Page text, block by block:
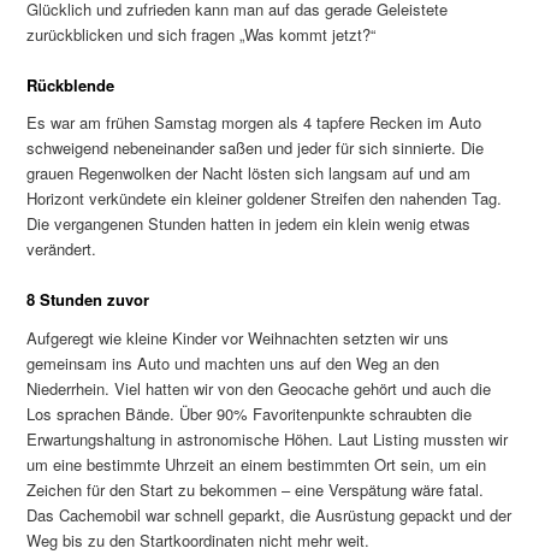
Glücklich und zufrieden kann man auf das gerade Geleistete
zurückblicken und sich fragen „Was kommt jetzt?“
Rückblende
Es war am frühen Samstag morgen als 4 tapfere Recken im Auto
schweigend nebeneinander saßen und jeder für sich sinnierte. Die
grauen Regenwolken der Nacht lösten sich langsam auf und am
Horizont verkündete ein kleiner goldener Streifen den nahenden Tag.
Die vergangenen Stunden hatten in jedem ein klein wenig etwas
verändert.
8 Stunden zuvor
Aufgeregt wie kleine Kinder vor Weihnachten setzten wir uns
gemeinsam ins Auto und machten uns auf den Weg an den
Niederrhein. Viel hatten wir von den Geocache gehört und auch die
Los sprachen Bände. Über 90% Favoritenpunkte schraubten die
Erwartungshaltung in astronomische Höhen. Laut Listing mussten wir
um eine bestimmte Uhrzeit an einem bestimmten Ort sein, um ein
Zeichen für den Start zu bekommen – eine Verspätung wäre fatal.
Das Cachemobil war schnell geparkt, die Ausrüstung gepackt und der
Weg bis zu den Startkoordinaten nicht mehr weit.